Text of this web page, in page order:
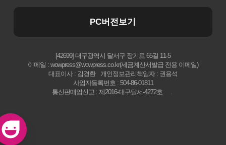
PC버전보기
[42699] 대구광역시 달서구 장기로 65길 11-5
이메일 : wowpress@wowpress.co.kr(세금계산서발급 전용 이메일)
대표이사 : 김경환
개인정보관리책임자 : 권용석
사업자등록번호 : 504-86-01811
통신판매업신고 : 제2016-대구달서-4272호
.